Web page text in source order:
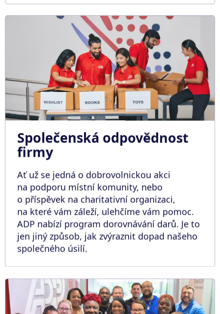
Společenská odpovědnost
firmy
Ať už se jedná o dobrovolnickou akci
na podporu místní komunity, nebo
o příspěvek na charitativní organizaci,
na které vám záleží, ulehčíme vám pomoc.
ADP nabízí program dorovnávání darů. Je to
jen jiný způsob, jak zvýraznit dopad našeho
společného úsilí.